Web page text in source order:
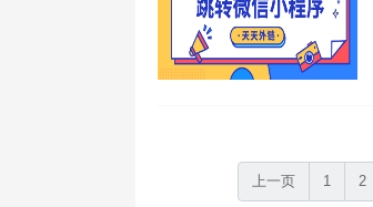
上一页 1 2